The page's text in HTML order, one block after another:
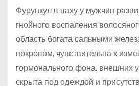
Фурункул в паху у мужчин
гнойного воспаления
область богата сальными
покровом, чувствительна к
гормонального фона, внешних
скрыта под одеждой и